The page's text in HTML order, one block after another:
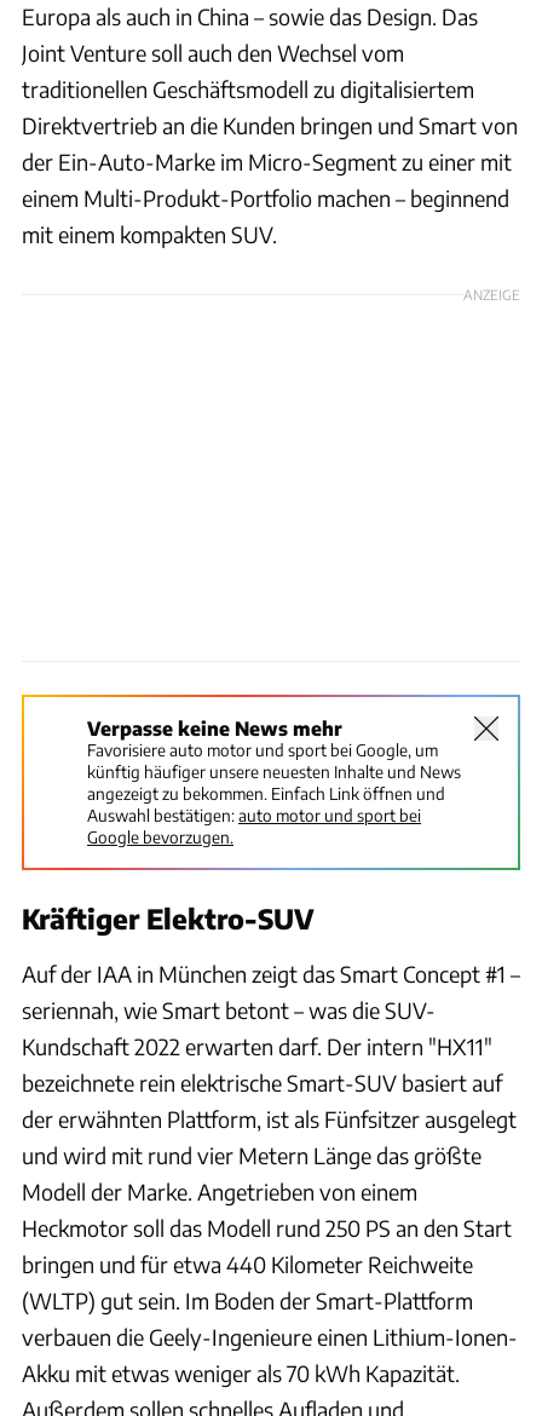
Europa als auch in China – sowie das Design. Das
Joint Venture soll auch den Wechsel vom
traditionellen Geschäftsmodell zu digitalisiertem
Direktvertrieb an die Kunden bringen und Smart von
der Ein-Auto-Marke im Micro-Segment zu einer mit
einem Multi-Produkt-Portfolio machen – beginnend
mit einem kompakten SUV.
ANZEIGE
Verpasse keine News mehr
Favorisiere auto motor und sport bei Google, um
künftig häufiger unsere neuesten Inhalte und News
angezeigt zu bekommen. Einfach Link öffnen und
Auswahl bestätigen:auto motor und sport bei
Google bevorzugen.
Kräftiger Elektro-SUV
Auf der IAA in München zeigt das Smart Concept #1 –
seriennah, wie Smart betont – was die SUV-
Kundschaft 2022 erwarten darf. Der intern "HX11"
bezeichnete rein elektrische Smart-SUV basiert auf
der erwähnten Plattform, ist als Fünfsitzer ausgelegt
und wird mit rund vier Metern Länge das größte
Modell der Marke. Angetrieben von einem
Heckmotor soll das Modell rund 250 PS an den Start
bringen und für etwa 440 Kilometer Reichweite
(WLTP) gut sein. Im Boden der Smart-Plattform
verbauen die Geely-Ingenieure einen Lithium-Ionen-
Akku mit etwas weniger als 70 kWh Kapazität.
Außerdem sollen schnelles Aufladen und